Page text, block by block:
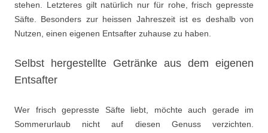
stehen. Letzteres gilt natürlich nur für rohe, frisch gepresste
Säfte. Besonders zur heissen Jahreszeit ist es deshalb von
Nutzen, einen eigenen Entsafter zuhause zu haben.
Selbst hergestellte Getränke aus dem eigenen
Entsafter
Wer frisch gepresste Säfte liebt, möchte auch gerade im
Sommerurlaub nicht auf diesen Genuss verzichten.